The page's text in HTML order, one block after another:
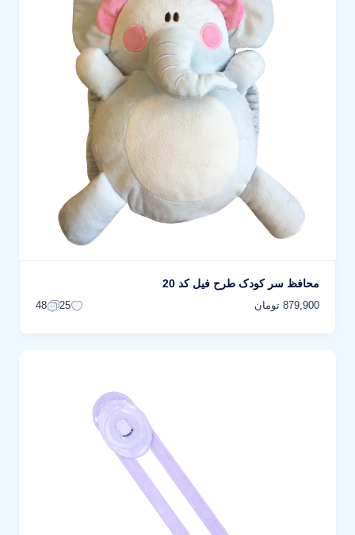
محافظ سر کودک طرح فیل کد 20
879,900 تومان 25
48